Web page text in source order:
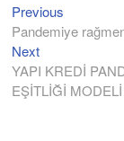
Yazı
gezinmesi
Previous
post:
Pandemiye
NextNext
post:
YAPI KREDİ
EŞİTLİĞİ